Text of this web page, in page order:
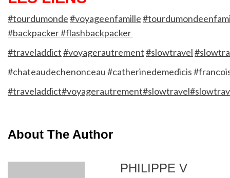
#tourdumonde#voyageenfamille
#backpacker #flashbackpacker
#traveladdict#voyagerautrement#slowtravel
#chateaudechenonceau#catherinedemedicis
#traveladdict#voyagerautrement#slowtravel
About The Author
PHILIPPE V